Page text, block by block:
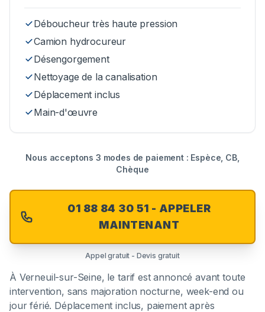
Déboucheur très haute pression
Camion hydrocureur
Désengorgement
Nettoyage de la canalisation
Déplacement inclus
Main-d'œuvre
Nous acceptons 3 modes de paiement : Espèce, CB,
Chèque
01 88 84 30 51 - APPELER
MAINTENANT
Appel gratuit - Devis gratuit
À Verneuil-sur-Seine, le tarif est annoncé avant toute
intervention, sans majoration nocturne, week-end ou
jour férié. Déplacement inclus, paiement après